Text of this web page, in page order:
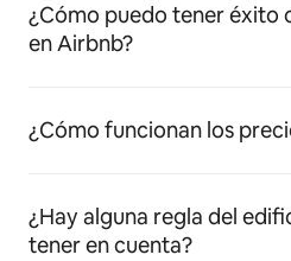
¿Cómo puedo tener éxito
en Airbnb?
¿Cómo funcionan los
¿Hay alguna regla del
tener en cuenta?